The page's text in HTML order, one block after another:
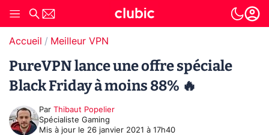
Accueil Meilleur VPN
PureVPN lance une offre spéciale
Black Friday à moins 88% 🔥
Par Thibaut Popelier
Spécialiste Gaming
Mis à jour le 26 janvier 2021 à 17h40